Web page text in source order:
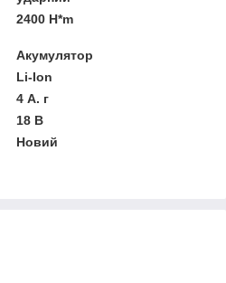
2400 H*m
Акумулятор
Li-Ion
4 А. г
18 В
Новий